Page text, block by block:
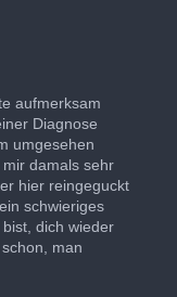
aufmerksam
Diagnose
umgesehen
damals sehr
hier reingeguckt
schwieriges
dich wieder
man